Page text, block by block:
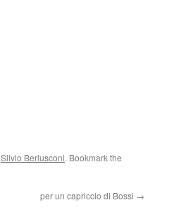
Silvio Berlusconi. Bookmark the
per un capriccio di Bossi →